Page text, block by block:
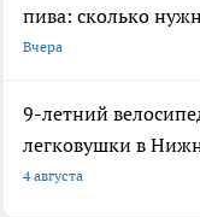
пива: сколько
Вчера
9-летний
легковушки в
4 августа